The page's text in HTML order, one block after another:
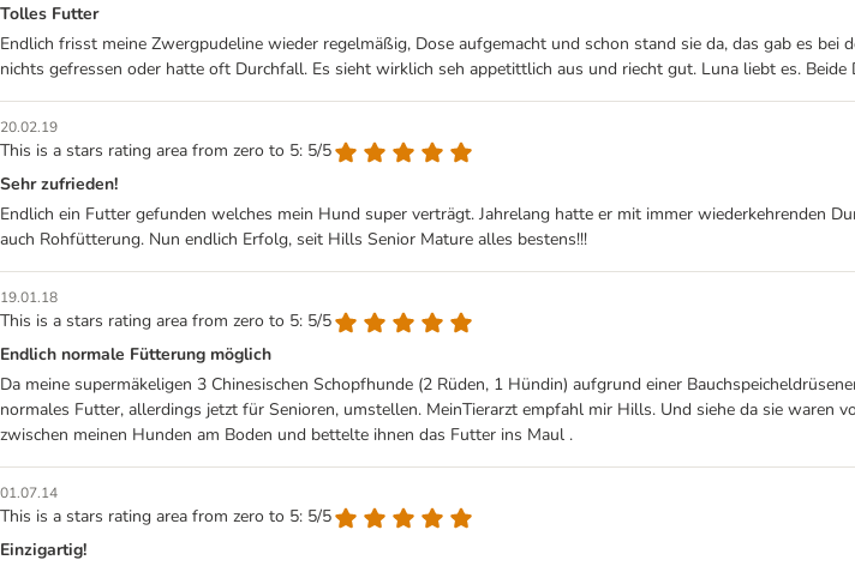
Tolles Futter
Endlich frisst meine Zwergpudeline wieder regelmäßig, Dose aufgemacht und schon stand sie da, das gab es
nichts gefressen oder hatte oft Durchfall. Es sieht wirklich seh appetittlich aus und riecht gut. Luna liebt es. Beide
20.02.19
This is a stars rating area from zero to 5: 5/5
Sehr zufrieden!
Endlich ein Futter gefunden welches mein Hund super verträgt. Jahrelang hatte er mit immer wiederkehrenden
auch Rohfütterung. Nun endlich Erfolg, seit Hills Senior Mature alles bestens!!!
19.01.18
This is a stars rating area from zero to 5: 5/5
Endlich normale Fütterung möglich
Da meine supermäkeligen 3 Chinesischen Schopfhunde (2 Rüden, 1 Hündin) aufgrund einer
normales Futter, allerdings jetzt für Senioren, umstellen. MeinTierarzt empfahl mir Hills. Und siehe da sie waren
zwischen meinen Hunden am Boden und bettelte ihnen das Futter ins Maul .
01.07.14
This is a stars rating area from zero to 5: 5/5
Einzigartig!